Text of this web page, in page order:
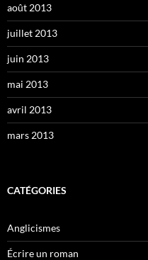
août 2013
juillet 2013
juin 2013
mai 2013
avril 2013
mars 2013
CATÉGORIES
Anglicismes
Écrire un roman